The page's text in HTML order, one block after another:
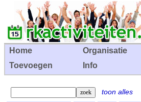
Home Organisatie
Toevoegen
Info
toon alles